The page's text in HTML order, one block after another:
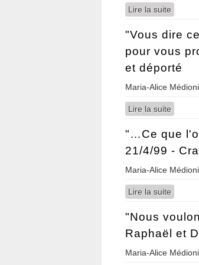
Lire la suite
"Vous dire
pour vous
et déporté
Maria-Alice
Lire la suite
"…Ce que
21/4/99 -
Maria-Alice
Lire la suite
"Nous
Raphaël et
Maria-Alice